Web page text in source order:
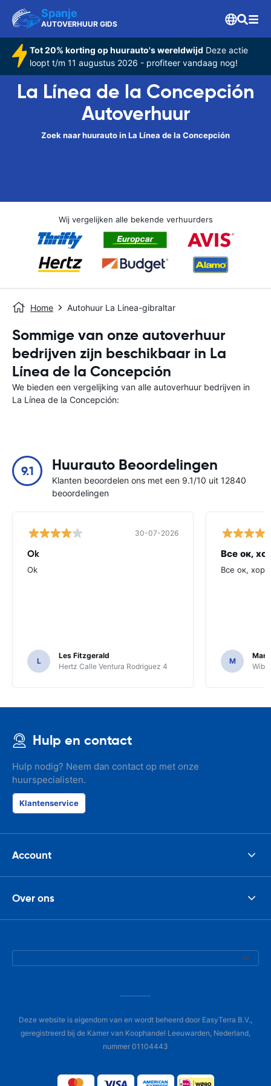
Spanje
AUTOVERHUUR GIDS
Tot 20% korting op huurauto's wereldwijd Deze actie
loopt t/m 11 augustus 2026 - profiteer vandaag nog!
La Línea de la Concepción
Autoverhuur
Zoek naar huurauto in La Línea de la Concepción
Wij vergelijken alle bekende verhuurders
Home Autohuur La Linea-gibraltar
Sommige van onze autoverhuur
bedrijven zijn beschikbaar in La
Línea de la Concepción
We bieden een vergelijking van alle autoverhuur bedrijven in
La Línea de la Concepción:
9.1 Huurauto Beoordelingen
Klanten beoordelen ons met een 9.1/10 uit 12840
beoordelingen
30-07-2026
Ok
Ok
L
Les Fitzgerald
Hertz Calle Ventura Rodriguez 4
Все ок,
Все ок,
M
Hulp en contact
Hulp nodig? Neem dan contact op met onze
huurspecialisten.
Klantenservice
Account
Over ons
Deze website is eigendom van en wordt beheerd door EasyTerra B.V.,
geregistreerd bij de Kamer van Koophandel Leeuwarden, Nederland,
nummer 01104443